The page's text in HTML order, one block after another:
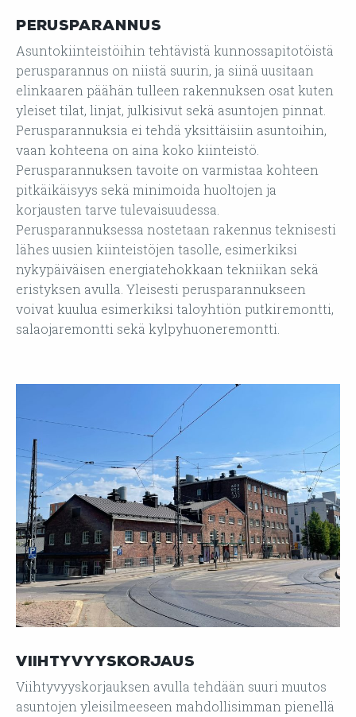
Perusparannus
Asuntokiinteistöihin tehtävistä kunnossapitotöistä
perusparannus on niistä suurin, ja siinä uusitaan
elinkaaren päähän tulleen rakennuksen osat kuten
yleiset tilat, linjat, julkisivut sekä asuntojen pinnat.
Perusparannuksia ei tehdä yksittäisiin asuntoihin,
vaan kohteena on aina koko kiinteistö.
Perusparannuksen tavoite on varmistaa kohteen
pitkäikäisyys sekä minimoida huoltojen ja
korjausten tarve tulevaisuudessa.
Perusparannuksessa nostetaan rakennus teknisesti
lähes uusien kiinteistöjen tasolle, esimerkiksi
nykypäiväisen energiatehokkaan tekniikan sekä
eristyksen avulla. Yleisesti perusparannukseen
voivat kuulua esimerkiksi taloyhtiön putkiremontti,
salaojaremontti sekä kylpyhuoneremontti.
Viihtyvyyskorjaus
Viihtyvyyskorjauksen avulla tehdään suuri muutos
asuntojen yleisilmeeseen mahdollisimman pienellä